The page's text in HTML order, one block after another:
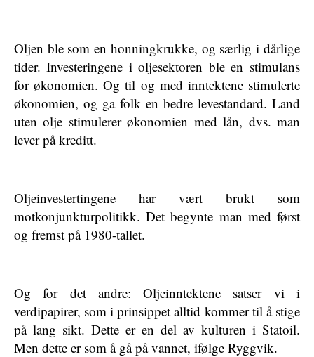
Oljen ble som en honningkrukke, og særlig i dårlige
tider. Investeringene i oljesektoren ble en stimulans
for økonomien. Og til og med inntektene stimulerte
økonomien, og ga folk en bedre levestandard. Land
uten olje stimulerer økonomien med lån, dvs. man
lever på kreditt.
Oljeinvestertingene har vært brukt som
motkonjunkturpolitikk. Det begynte man med først
og fremst på 1980-tallet.
Og for det andre: Oljeinntektene satser vi i
verdipapirer, som i prinsippet alltid kommer til å stige
på lang sikt. Dette er en del av kulturen i Statoil.
Men dette er som å gå på vannet, ifølge Ryggvik.